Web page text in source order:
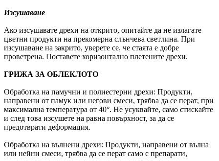
Изсушаване
Ако изсушавате дрехи на открито, опитайте да не излагате
цветни продукти на прекомерна слънчева светлина. При
изсушаване на закрито, уверете се, че стаята е добре
проветрена. Поставете хоризонтално плетените дрехи.
ГРИЖА ЗА ОБЛЕКЛОТО
Обработка на памучни и полиестерни дрехи: Продукти,
направени от памук или негови смеси, трябва да се перат, при
максимална температура от 40°. Не усуквайте, само стискайте
и след това изсушете на равна повърхност, за да се
предотврати деформация.
Обработка на вълнени дрехи: Продукти, направени от вълна
или нейни смеси, трябва да се перат само с препарати,